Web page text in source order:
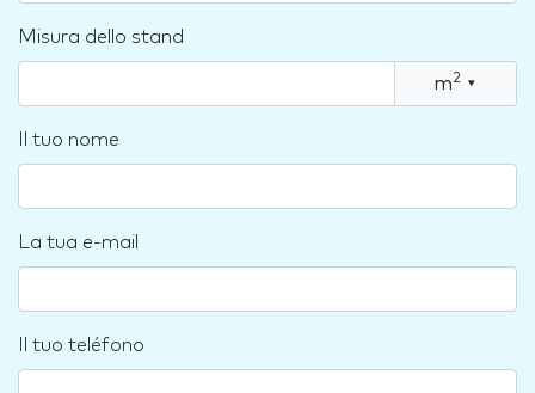
Misura dello stand
m2 ▾
Il tuo nome
La tua e-mail
Il tuo teléfono